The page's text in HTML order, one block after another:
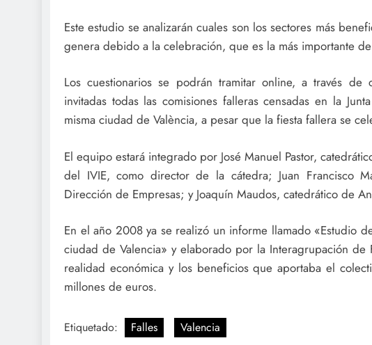
Este estudio se analizarán cuales son los sectores más
genera debido a la celebración, que es la más importante
Los cuestionarios se podrán tramitar online, a través
invitadas todas las comisiones falleras censadas en la
misma ciudad de València, a pesar que la fiesta fallera se
El equipo estará integrado por José Manuel Pastor,
del IVIE, como director de la cátedra; Juan Francisco
Dirección de Empresas; y Joaquín Maudos, catedrático de
En el año 2008 ya se realizó un informe llamado «Estudio
ciudad de Valencia» y elaborado por la Interagrupación
realidad económica y los beneficios que aportaba el
millones de euros.
Etiquetado: Falles Valencia